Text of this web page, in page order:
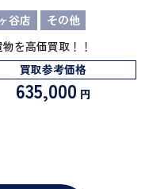
谷店
その他
を高価買取！！
買取参考価格
635,000 円